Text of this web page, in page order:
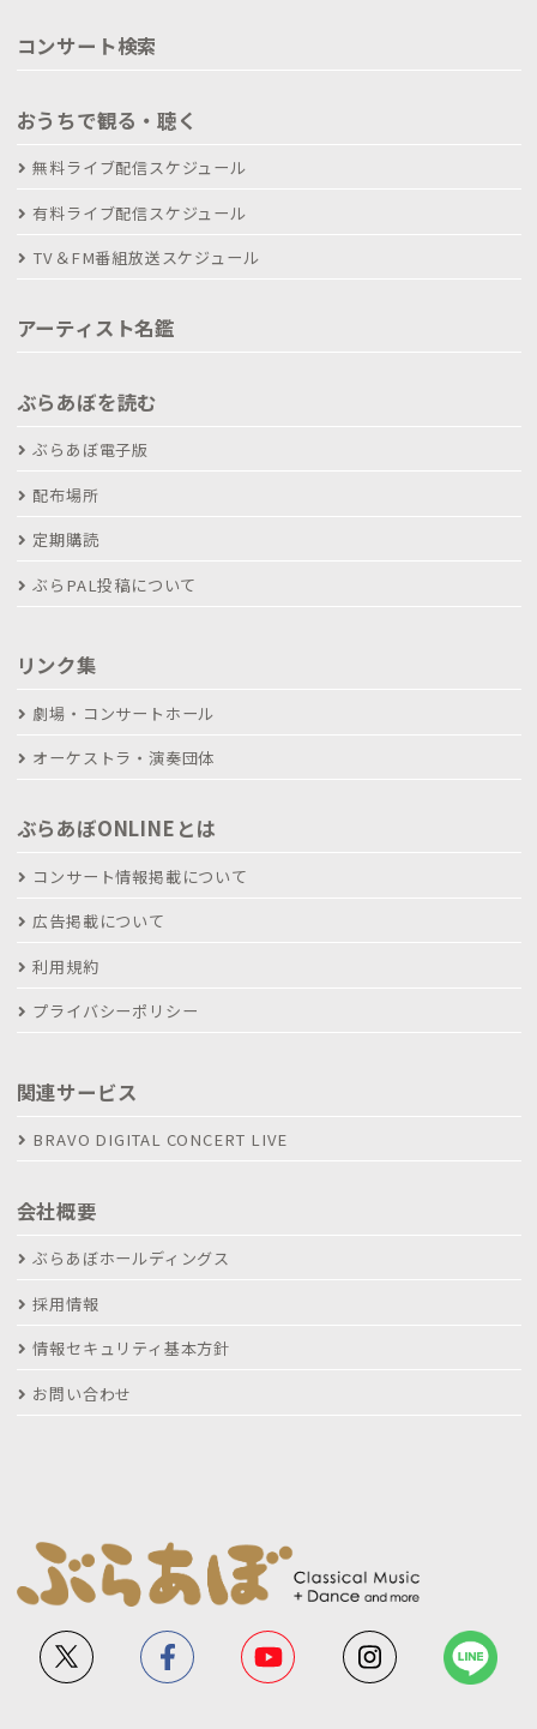
コンサート検索
おうちで観る・聴く
無料ライブ配信スケジュール
有料ライブ配信スケジュール
TV＆FM番組放送スケジュール
アーティスト名鑑
ぶらあぼを読む
ぶらあぼ電子版
配布場所
定期購読
ぶらPAL投稿について
リンク集
劇場・コンサートホール
オーケストラ・演奏団体
ぶらあぼONLINEとは
コンサート情報掲載について
広告掲載について
利用規約
プライバシーポリシー
関連サービス
BRAVO DIGITAL CONCERT LIVE
会社概要
ぶらあぼホールディングス
採用情報
情報セキュリティ基本方針
お問い合わせ